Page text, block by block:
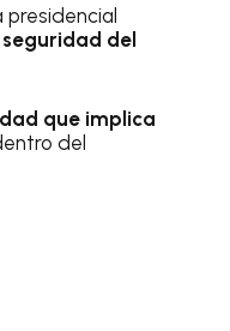
seguridad del
que implica
del